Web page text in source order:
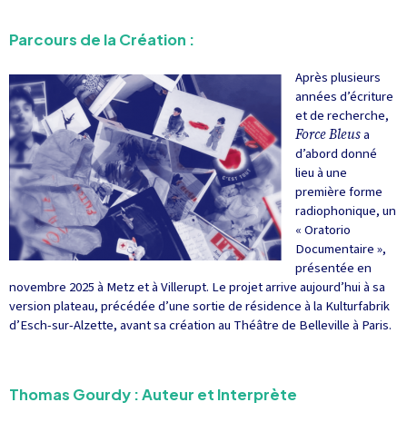
Parcours de la Création :
Après plusieurs
années d’écriture
et de recherche,
Force Bleusa
d’abord donné
lieu à une
première forme
radiophonique, un
« Oratorio
Documentaire »,
présentée en
novembre 2025 à Metz et à Villerupt. Le projet arrive aujourd’hui à sa
version plateau, précédée d’une sortie de résidence à la Kulturfabrik
d’Esch-sur-Alzette, avant sa création au Théâtre de Belleville à Paris.
Thomas Gourdy : Auteur et Interprète